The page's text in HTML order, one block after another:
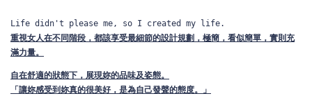
Life didn't please me, so I created my life.
重視女人在不同階段，都該享受最細節的設計規劃， 極簡，看似簡單，實則充
滿力量。
自在舒適的狀態下，展現妳的品味及姿態。
「讓妳感受到妳真的很美好，是為自己發聲的態度。」